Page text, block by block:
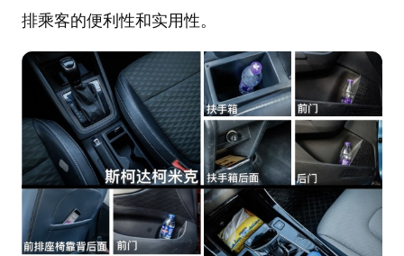
排乘客的便利性和实用性。